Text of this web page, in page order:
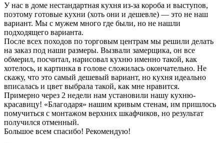
У нас в доме нестандартная кухня из-за короба и выступов,
поэтому готовые кухни (хоть они и дешевле) — это не наш
вариант. Мы с мужем много где были, но не нашли
подходящего варианта.
После всех походов по торговым центрам мы решили делать
на заказ под наши размеры. Вызвали замерщика, он все
обмерил, посчитал, нарисовал кухню именно такой, как
хотелось, и картинка в голове сложилась окончательно. Не
скажу, что это самый дешевый вариант, но кухня идеально
вписалась и цвет выбрала такой, как мне нравится.
Примерно через 2 недели нам установили нашу кухню-
красавицу! «Благодаря» нашим кривым стенам, им пришлось
помучиться с монтажом верхних шкафчиков, но результат
получился отменный.
Большое всем спасибо! Рекомендую!